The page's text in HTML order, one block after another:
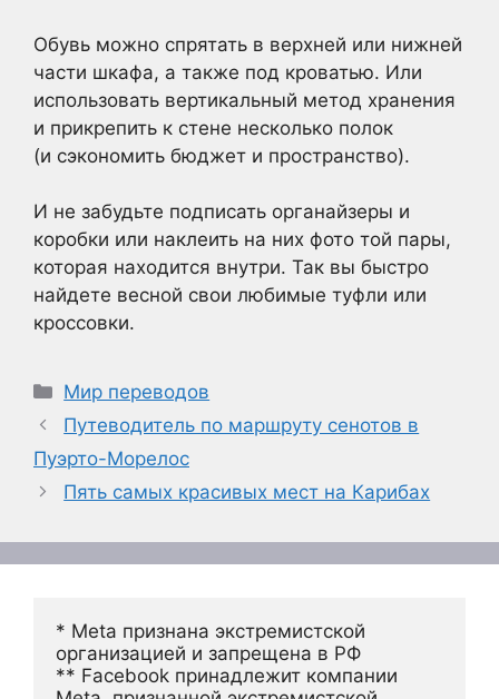
Обувь можно спрятать в верхней или нижней
части шкафа, а также под кроватью. Или
использовать вертикальный метод хранения
и прикрепить к стене несколько полок
(и сэкономить бюджет и пространство).
И не забудьте подписать органайзеры и
коробки или наклеить на них фото той пары,
которая находится внутри. Так вы быстро
найдете весной свои любимые туфли или
кроссовки.
Рубрики
Мир переводов
Путеводитель по маршруту сенотов в
Пуэрто-Морелос
Пять самых красивых мест на Карибах
* Meta признана экстремистской
организацией и запрещена в РФ
** Facebook принадлежит компании